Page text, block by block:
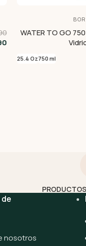
WATER TO GO
25.4 Oz750 ml
nosotros